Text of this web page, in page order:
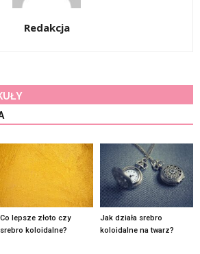
Redakcja
Co lepsze złoto czy
srebro koloidalne?
Jak działa srebro
koloidalne na twarz?